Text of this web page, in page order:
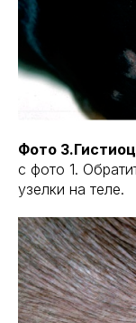
Фото
с фото 1.
узелки на теле.